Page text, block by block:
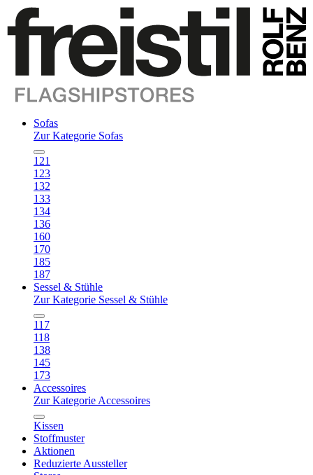
Sofas
Zur Kategorie Sofas
121
123
132
133
134
136
160
170
185
187
Sessel & Stühle
Zur Kategorie Sessel & Stühle
117
118
138
145
173
Accessoires
Zur Kategorie Accessoires
Kissen
Stoffmuster
Aktionen
Reduzierte Aussteller